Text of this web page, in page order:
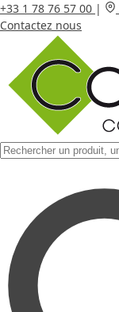
+33 1 78 76 57 00 |
Contactez nous